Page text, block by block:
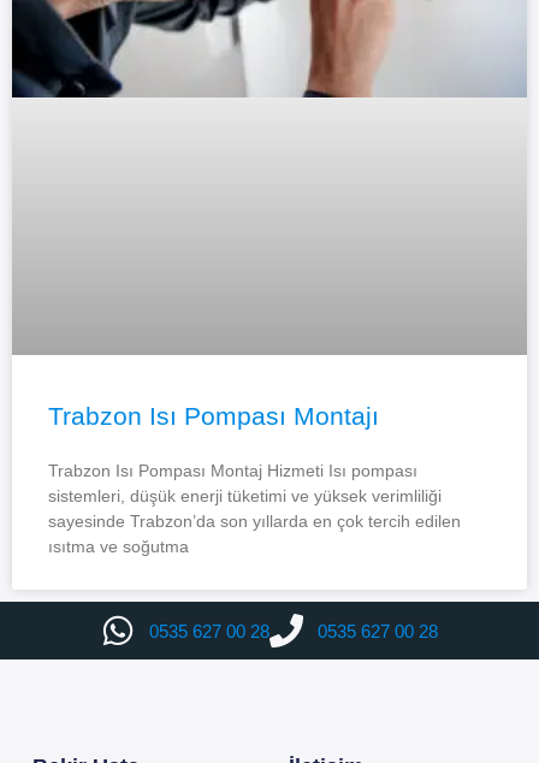
Trabzon Isı Pompası Montajı
Trabzon Isı Pompası Montaj Hizmeti Isı pompası
sistemleri, düşük enerji tüketimi ve yüksek verimliliği
sayesinde Trabzon’da son yıllarda en çok tercih edilen
ısıtma ve soğutma
0535 627 00 28 0535 627 00 28